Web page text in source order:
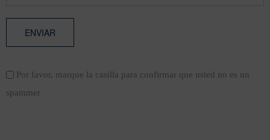
Por favor, marque la casilla para confirmar que usted no es un
spammer